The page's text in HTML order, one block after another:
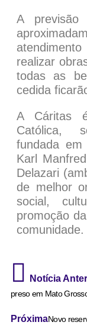
A
realizar
todas as
cedida
A Cáritas
Católica,
fundada
Karl
Delazari
de melhor
social,
promoção
comunidade.
Notícia
preso em Mato
PróximaNovo